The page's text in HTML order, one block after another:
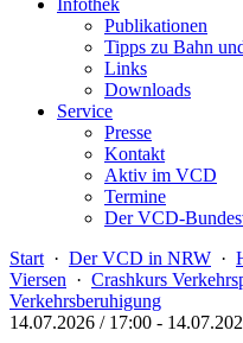
Infothek
Publikationen
Tipps zu Bahn
Links
Downloads
Service
Presse
Kontakt
Aktiv im VCD
Termine
Der VCD-
Start · Der VCD in NRW ·
Viersen · Crashkurs
Verkehrsberuhigung
14.07.2026 / 17:00 -